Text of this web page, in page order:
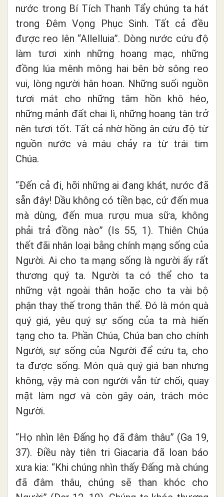
nước trong Bí Tích Thanh Tẩy chúng ta hát
trong Đêm Vọng Phục Sinh. Tất cả đều
được reo lên “Allelluia”. Dòng nước cứu độ
làm tươi xinh những hoang mạc, những
đồng lúa mênh mông hai bên bờ sông reo
vui, lòng người hân hoan. Những suối nguồn
tươi mát cho những tâm hồn khô héo,
những mảnh đất chai lì, những hoang tàn trở
nên tươi tốt. Tất cả nhờ hồng ân cứu độ từ
nguồn nước và máu chảy ra từ trái tim
Chúa.
“Đến cả đi, hỡi những ai đang khát, nước đã
sẵn đây! Dầu không có tiền bạc, cứ đến mua
mà dùng, đến mua rượu mua sữa, không
phải trả đồng nào” (Is 55, 1). Thiên Chúa
thết đãi nhân loại bằng chính mạng sống của
Người. Ai cho ta mạng sống là người ấy rất
thương quý ta. Người ta có thể cho ta
những vật ngoài thân hoặc cho ta vài bộ
phận thay thế trong thân thể. Đó là món quà
quý giá, yêu quý sự sống của ta mà hiến
tạng cho ta. Phần Chúa, Chúa ban cho chính
Người, sự sống của Người để cứu ta, cho
ta được sống. Món quà quý giá ban nhưng
không, vậy mà con người vẫn từ chối, quay
mặt làm ngơ và còn gây oán, trách móc
Người.
“Họ nhìn lên Đấng họ đã đâm thâu” (Ga 19,
37). Điều này tiên tri Giacaria đã loan báo
xưa kia: “Khi chúng nhìn thấy Đấng mà chúng
đã đâm thâu, chúng sẽ than khóc cho